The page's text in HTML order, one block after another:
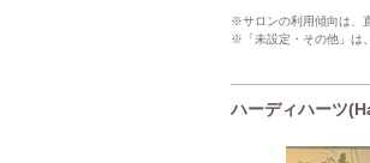
※サロンの利用傾向は、
※「未設定・その他」は
ハーディハーツ